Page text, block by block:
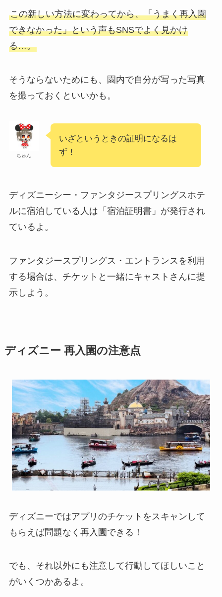
この新しい方法に変わってから、「うまく再入園
できなかった」という声もSNSでよく見かけ
る…。
そうならないためにも、園内で自分が写った写真
を撮っておくといいかも。
ちゅん
いざというときの証明になるは
ず！
ディズニーシー・ファンタジースプリングスホテ
ルに宿泊している人は「宿泊証明書」が発行され
ているよ。
ファンタジースプリングス・エントランスを利用
する場合は、チケットと一緒にキャストさんに提
示しよう。
ディズニー 再入園の注意点
ディズニーではアプリのチケットをスキャンして
もらえば問題なく再入園できる！
でも、それ以外にも注意して行動してほしいこと
がいくつかあるよ。